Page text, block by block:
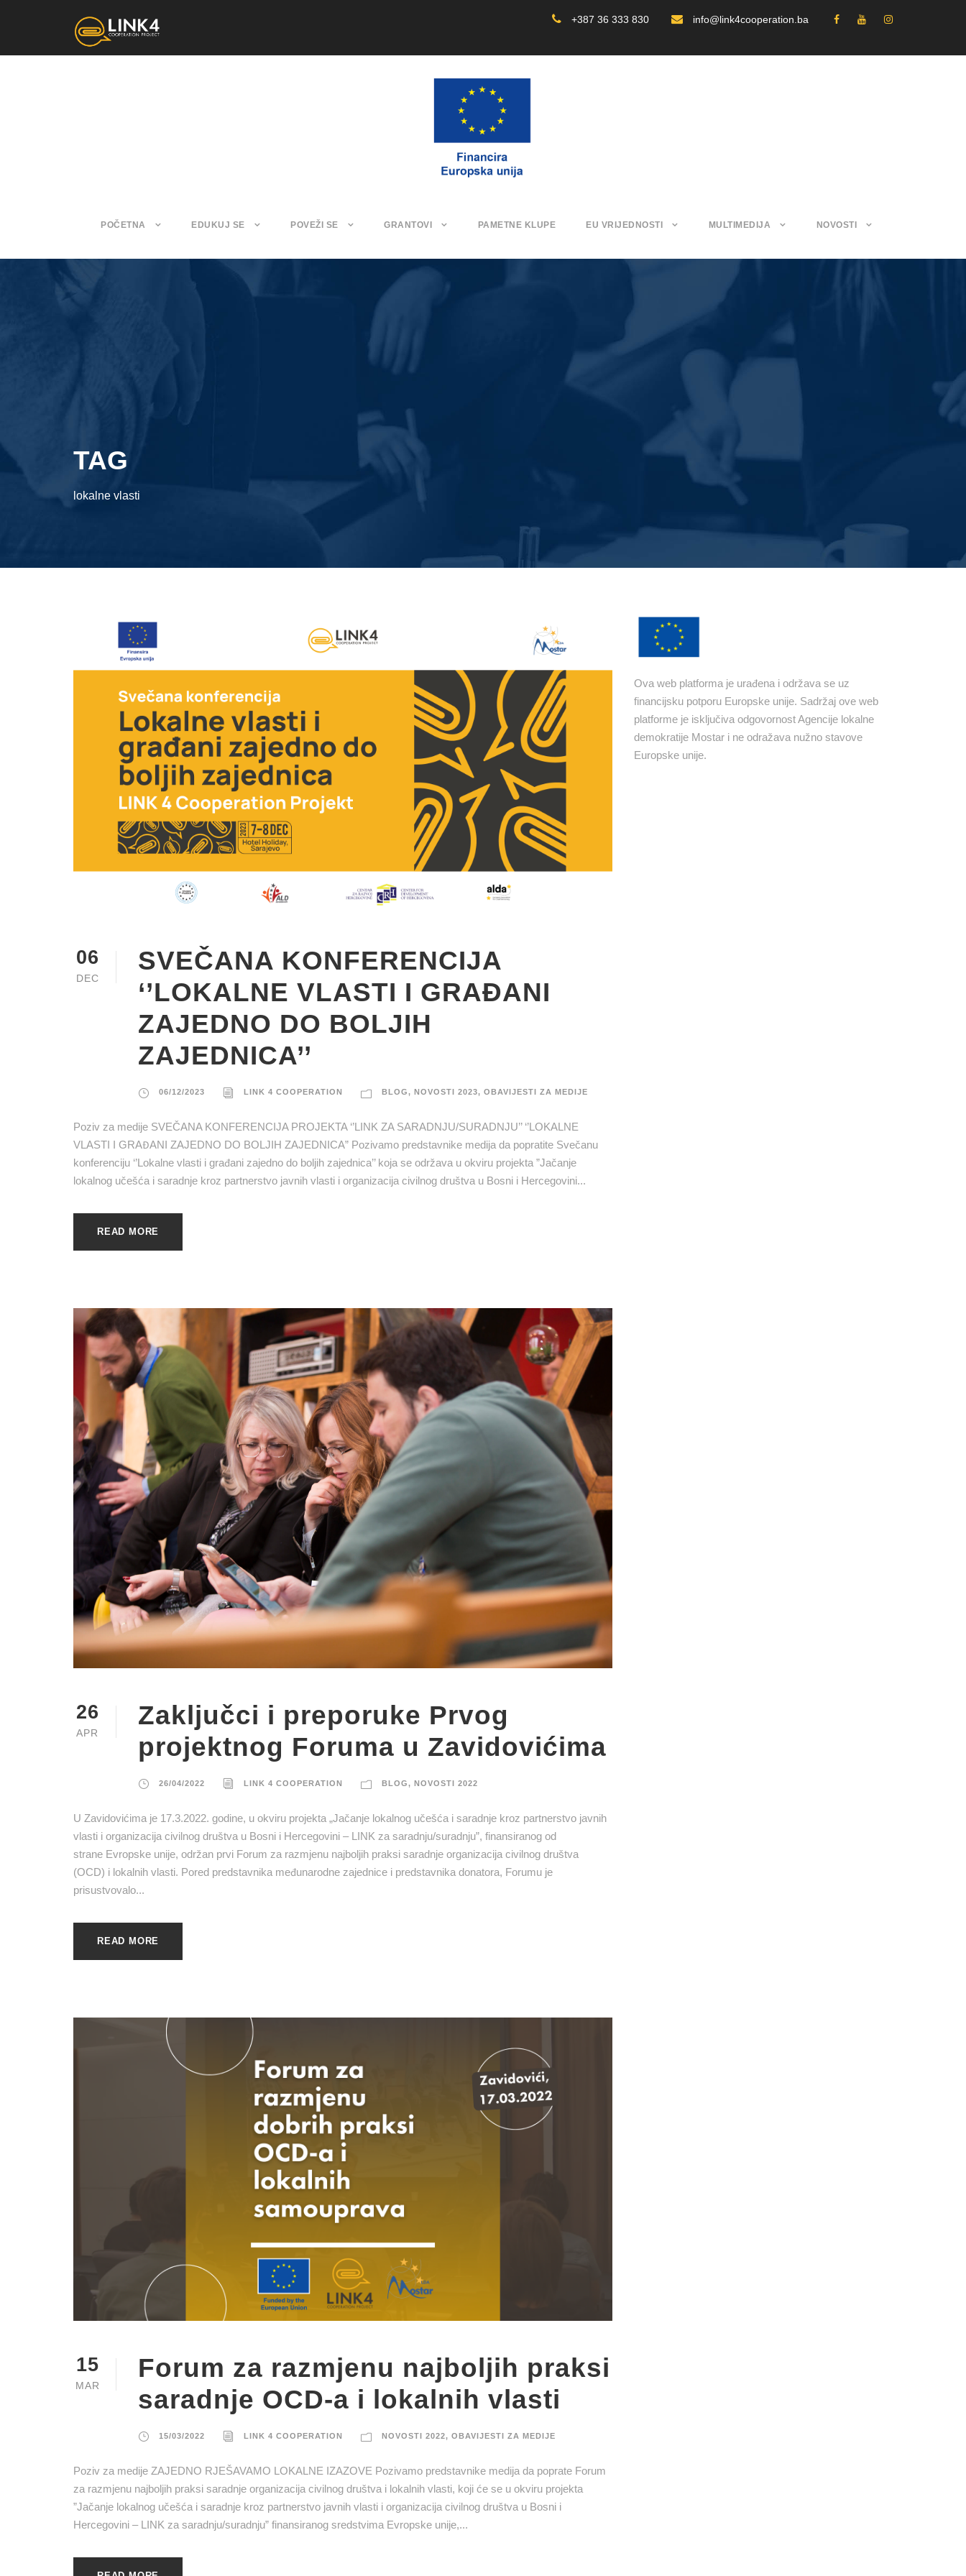
+387 36 333 830 info@link4cooperation.ba
POČETNA EDUKUJ SE POVEŽI SE GRANTOVI PAMETNE KLUPE EU VRIJEDNOSTI MULTIMEDIJA NOVOSTI
TAG
lokalne vlasti
06
DEC
SVEČANA KONFERENCIJA
‘’LOKALNE VLASTI I GRAĐANI
ZAJEDNO DO BOLJIH
ZAJEDNICA’’
06/12/2023 LINK 4 COOPERATION BLOG, NOVOSTI 2023, OBAVIJESTI ZA MEDIJE
Poziv za medije SVEČANA KONFERENCIJA PROJEKTA ‘’LINK ZA SARADNJU/SURADNJU’’ ‘’LOKALNE
VLASTI I GRAĐANI ZAJEDNO DO BOLJIH ZAJEDNICA” Pozivamo predstavnike medija da popratite Svečanu
konferenciju ‘’Lokalne vlasti i građani zajedno do boljih zajednica’’ koja se održava u okviru projekta ”Jačanje
lokalnog učešća i saradnje kroz partnerstvo javnih vlasti i organizacija civilnog društva u Bosni i Hercegovini...
READ MORE
26
APR
Zaključci i preporuke Prvog
projektnog Foruma u Zavidovićima
26/04/2022 LINK 4 COOPERATION BLOG, NOVOSTI 2022
U Zavidovićima je 17.3.2022. godine, u okviru projekta „Jačanje lokalnog učešća i saradnje kroz partnerstvo javnih
vlasti i organizacija civilnog društva u Bosni i Hercegovini – LINK za saradnju/suradnju”, finansiranog od
strane Evropske unije, održan prvi Forum za razmjenu najboljih praksi saradnje organizacija civilnog društva
(OCD) i lokalnih vlasti. Pored predstavnika međunarodne zajednice i predstavnika donatora, Forumu je
prisustvovalo...
READ MORE
15
MAR
Forum za razmjenu najboljih praksi
saradnje OCD-a i lokalnih vlasti
15/03/2022 LINK 4 COOPERATION NOVOSTI 2022, OBAVIJESTI ZA MEDIJE
Poziv za medije ZAJEDNO RJEŠAVAMO LOKALNE IZAZOVE Pozivamo predstavnike medija da poprate Forum
za razmjenu najboljih praksi saradnje organizacija civilnog društva i lokalnih vlasti, koji će se u okviru projekta
”Jačanje lokalnog učešća i saradnje kroz partnerstvo javnih vlasti i organizacija civilnog društva u Bosni i
Hercegovini – LINK za saradnju/suradnju” finansiranog sredstvima Evropske unije,...
Ova web platforma je urađena i održava se uz
financijsku potporu Europske unije. Sadržaj ove web
platforme je isključiva odgovornost Agencije lokalne
demokratije Mostar i ne odražava nužno stavove
Europske unije.